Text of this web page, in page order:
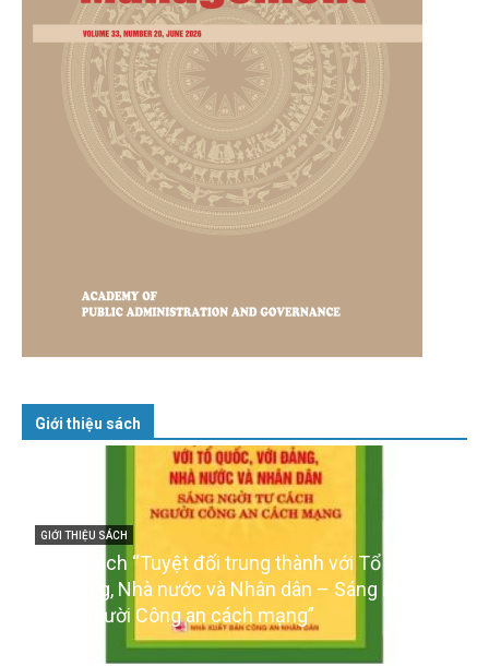
Giới thiệu sách
GIỚI THIỆU SÁCH
Cuốn sách “Tuyệt đối trung thành với Tổ quốc,
với Đảng, Nhà nước và Nhân dân – Sáng ngời tư
cách người Công an cách mạng”